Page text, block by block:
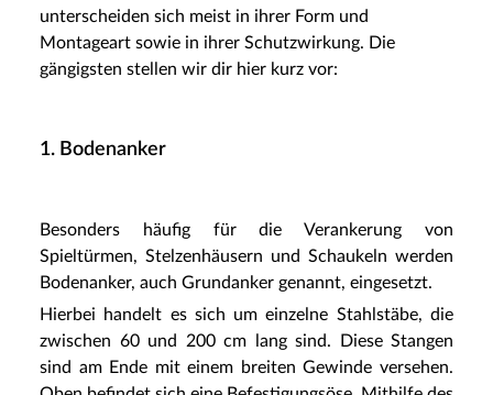
unterscheiden sich meist in ihrer Form und
Montageart sowie in ihrer Schutzwirkung. Die
gängigsten stellen wir dir hier kurz vor:
1. Bodenanker
Besonders häufig für die Verankerung von
Spieltürmen, Stelzenhäusern und Schaukeln werden
Bodenanker, auch Grundanker genannt, eingesetzt.
Hierbei handelt es sich um einzelne Stahlstäbe, die
zwischen 60 und 200 cm lang sind. Diese Stangen
sind am Ende mit einem breiten Gewinde versehen.